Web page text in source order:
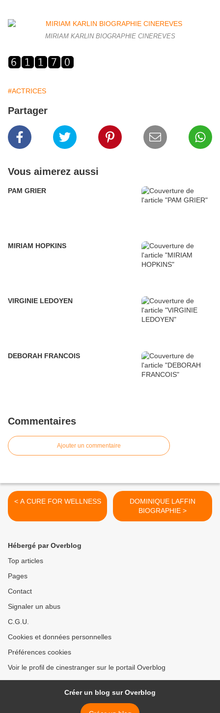
MIRIAM KARLIN BIOGRAPHIE CINEREVES
#ACTRICES
Partager
Vous aimerez aussi
PAM GRIER
MIRIAM HOPKINS
VIRGINIE LEDOYEN
DEBORAH FRANCOIS
Commentaires
Ajouter un commentaire
< A CURE FOR WELLNESS
DOMINIQUE LAFFIN
BIOGRAPHIE >
Hébergé par Overblog
Top articles
Pages
Contact
Signaler un abus
C.G.U.
Cookies et données personnelles
Préférences cookies
Voir le profil de cinestranger sur le portail Overblog
Créer un blog sur Overblog